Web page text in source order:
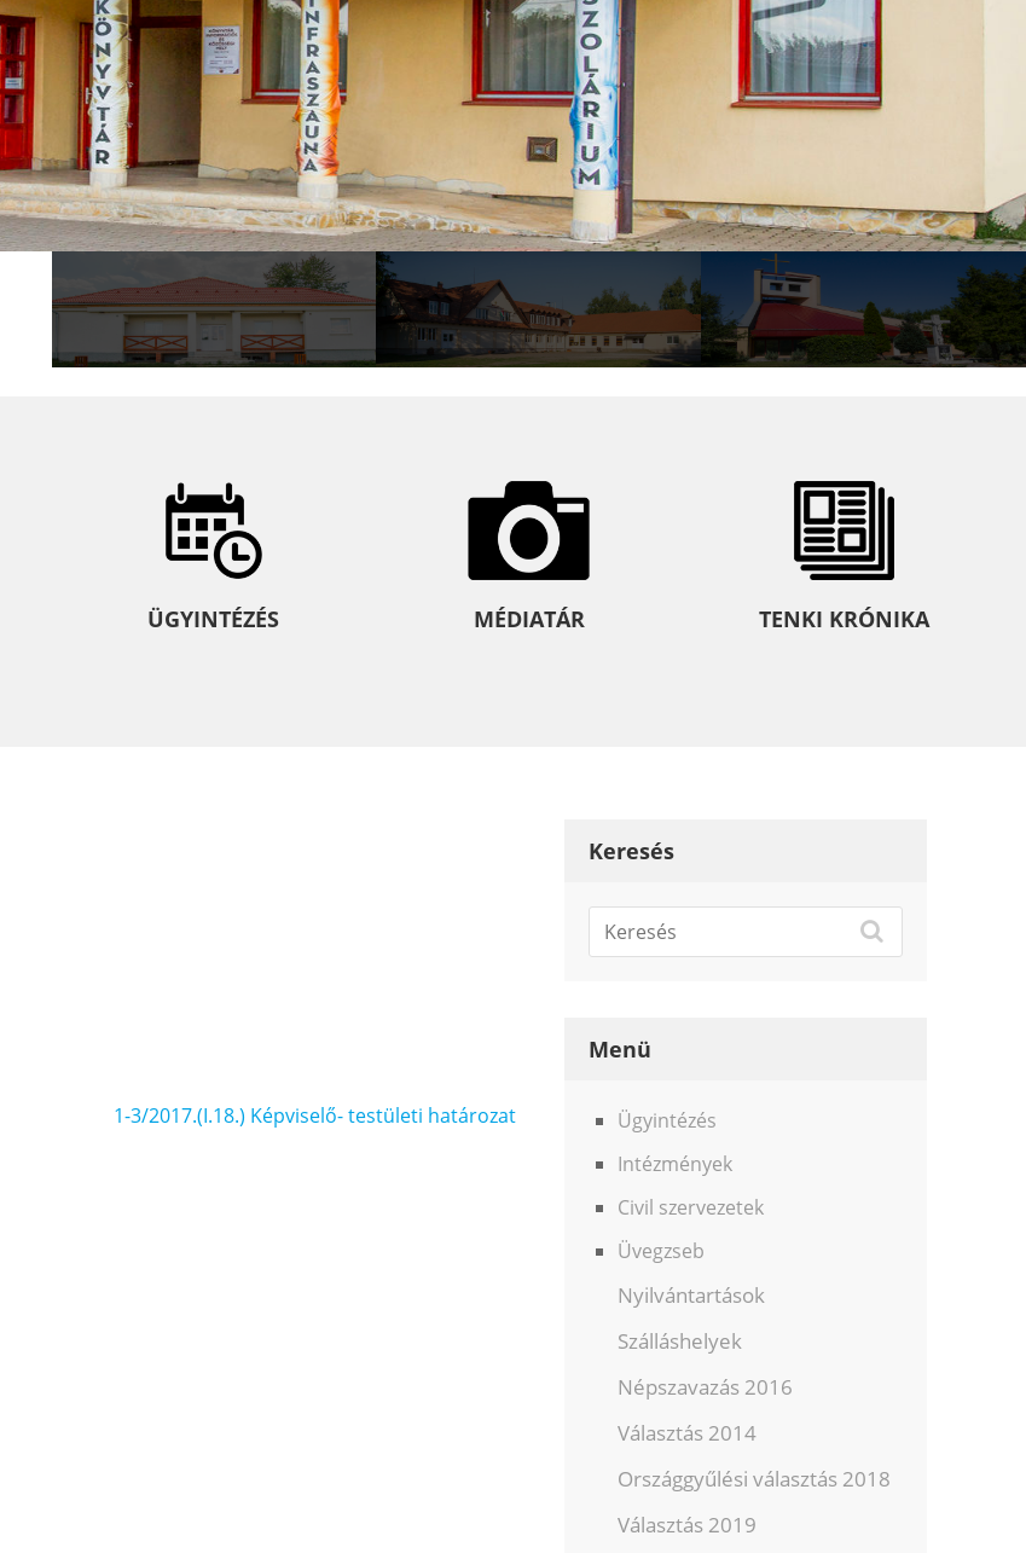
ÜGYINTÉZÉS MÉDIATÁR TENKI KRÓNIKA
1-3/2017.(I.18.) Képviselő- testületi határozat
Keresés
Menü
Ügyintézés
Intézmények
Civil szervezetek
Üvegzseb
Nyilvántartások
Szálláshelyek
Népszavazás 2016
Választás 2014
Országgyűlési választás 2018
Választás 2019